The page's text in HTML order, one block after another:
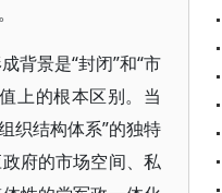
背景是“封闭”和“市
上的根本区别。当
织结构体系”的独特
府的市场空间、私